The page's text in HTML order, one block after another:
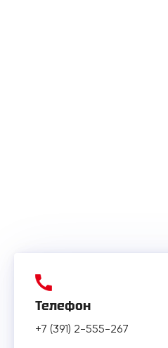
Телефон
+7 (391) 2-555-267